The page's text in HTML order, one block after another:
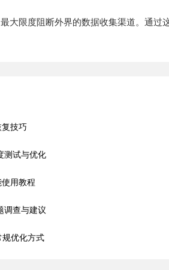
大限度阻断外界的数据收集渠道。通过
技巧
测试与优化
用教程
调查与建议
规优化方式